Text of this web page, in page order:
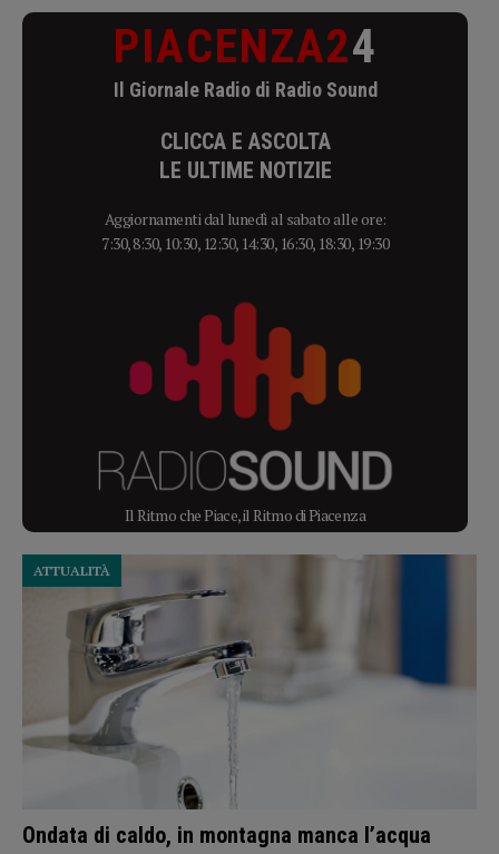
PIACENZA24
Il Giornale Radio di Radio Sound
CLICCA E ASCOLTA
LE ULTIME NOTIZIE
Aggiornamenti dal lunedì al sabato alle ore:
7:30, 8:30, 10:30, 12:30, 14:30, 16:30, 18:30, 19:30
Il Ritmo che Piace, il Ritmo di Piacenza
Ondata di caldo, in montagna manca l’acqua
ATTUALITÀ